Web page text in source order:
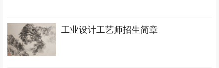
工业设计工艺师招生简章